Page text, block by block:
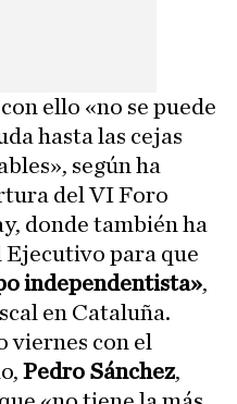
ello «no se puede
hasta las cejas
según ha
del VI Foro
donde también ha
para que
independentista»,
en Cataluña.
viernes con el
Pedro Sánchez,